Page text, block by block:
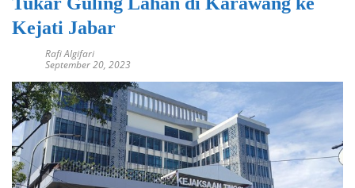
Kejati Jabar
Rafi Algifari
September 20, 2023